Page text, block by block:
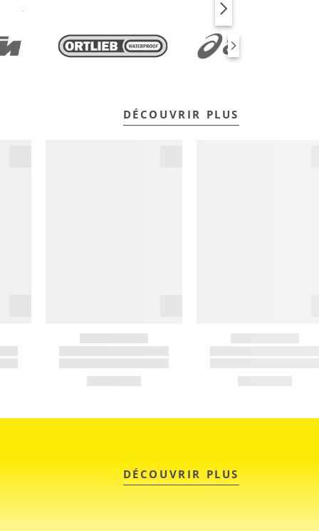
VÉLO
DÉCOUVRIR PLUS
DÉCOUVRIR PLUS